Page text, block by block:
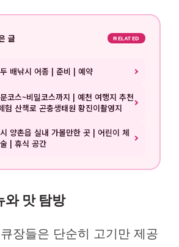
글 RELATED
배낚시 어종 | 준비 | 예약
코스~비밀코스까지 | 예천 여행지 추천
험 산책로 곤충생태원 황진이촬영지
양촌읍 실내 가볼만한 곳 | 어린이 체
| 휴식 공간
와 맛 탐방
장들은 단순히 고기만 제공